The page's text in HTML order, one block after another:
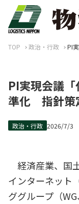
TOP 政治・行政 PI
PI実現会議
準化 指針策
政治・行政 2026/7/3
経済産業、国
インターネット
ググループ（